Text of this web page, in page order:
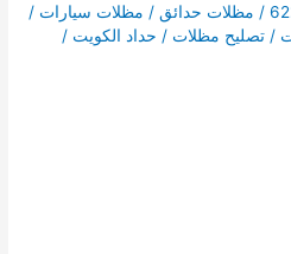
حداد مظلات بالكويت / 62223997 / مظلات حدائق / مظلات سيارات /
/ تصليح مظلات / حداد الكويت /